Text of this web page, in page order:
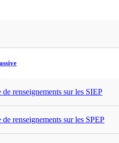
renseignements sur les SIEP
renseignements sur les SPEP